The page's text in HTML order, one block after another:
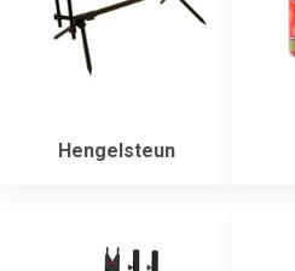
Hengelsteun